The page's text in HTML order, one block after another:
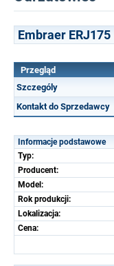
Embraer ERJ175
Przegląd
Szczególy
Kontakt do Sprzedawcy
Informacje podstawowe
Typ:
Producent:
Model:
Rok produkcji:
Lokalizacja:
Cena: